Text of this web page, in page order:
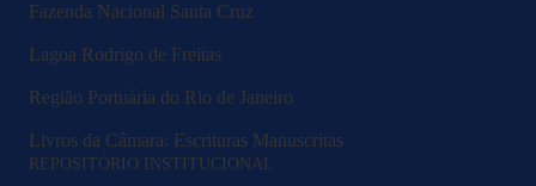
Fazenda Nacional Santa Cruz
Lagoa Rodrigo de Freitas
Região Portuária do Rio de Janeiro
Livros da Câmara: Escrituras Manuscritas
REPOSITÓRIO INSTITUCIONAL